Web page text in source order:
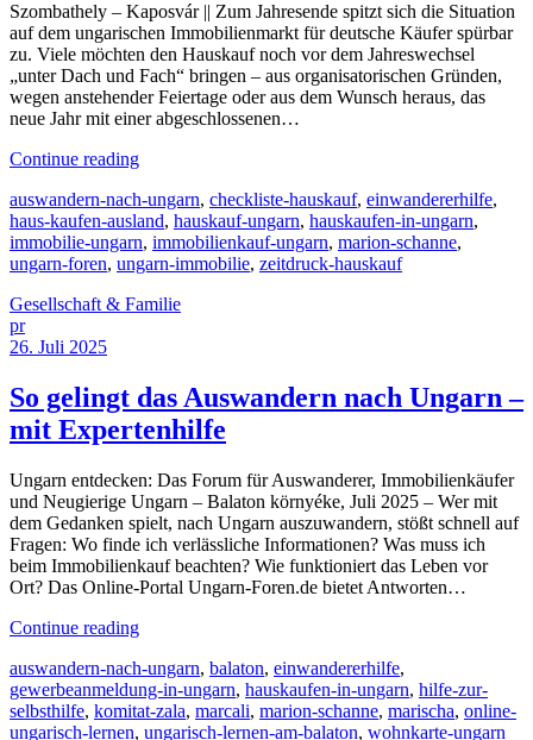
Szombathely – Kaposvár || Zum Jahresende spitzt sich die Situation
auf dem ungarischen Immobilienmarkt für deutsche Käufer spürbar
zu. Viele möchten den Hauskauf noch vor dem Jahreswechsel
„unter Dach und Fach“ bringen – aus organisatorischen Gründen,
wegen anstehender Feiertage oder aus dem Wunsch heraus, das
neue Jahr mit einer abgeschlossenen…
Continue reading
auswandern-nach-ungarn, checkliste-hauskauf, einwandererhilfe,
haus-kaufen-ausland, hauskauf-ungarn, hauskaufen-in-ungarn,
immobilie-ungarn, immobilienkauf-ungarn, marion-schanne,
ungarn-foren, ungarn-immobilie, zeitdruck-hauskauf
Gesellschaft & Familie
pr
26. Juli 2025
So gelingt das Auswandern nach Ungarn –
mit Expertenhilfe
Ungarn entdecken: Das Forum für Auswanderer, Immobilienkäufer
und Neugierige Ungarn – Balaton környéke, Juli 2025 – Wer mit
dem Gedanken spielt, nach Ungarn auszuwandern, stößt schnell auf
Fragen: Wo finde ich verlässliche Informationen? Was muss ich
beim Immobilienkauf beachten? Wie funktioniert das Leben vor
Ort? Das Online-Portal Ungarn-Foren.de bietet Antworten…
Continue reading
auswandern-nach-ungarn, balaton, einwandererhilfe,
gewerbeanmeldung-in-ungarn, hauskaufen-in-ungarn, hilfe-zur-
selbsthilfe, komitat-zala, marcali, marion-schanne, marischa, online-
ungarisch-lernen, ungarisch-lernen-am-balaton, wohnkarte-ungarn